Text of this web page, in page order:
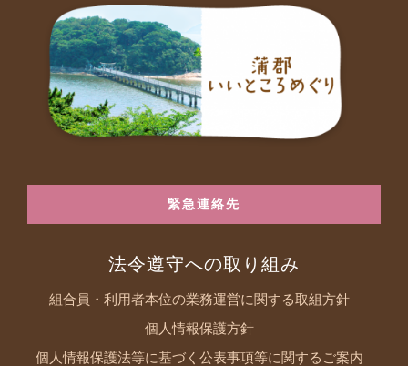
緊急連絡先
法令遵守への取り組み
組合員・利用者本位の業務運営に関する取組方針
個人情報保護方針
個人情報保護法等に基づく公表事項等に関するご案内